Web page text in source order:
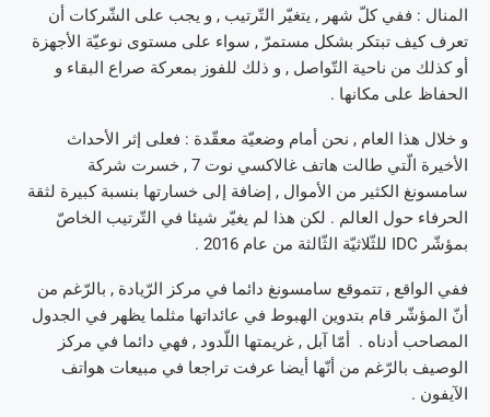
المنال : ففي كلّ شهر , يتغيّر التّرتيب , و يجب على الشّركات أن
تعرف كيف تبتكر بشكل مستمرّ , سواء على مستوى نوعيّة الأجهزة
أو كذلك من ناحية التّواصل , و ذلك للفوز بمعركة صراع البقاء و
الحفاظ على مكانها .
و خلال هذا العام , نحن أمام وضعيّة معقّدة : فعلى إثر الأحداث
الأخيرة الّتي طالت هاتف غالاكسي نوت 7 , خسرت شركة
سامسونغ الكثير من الأموال , إضافة إلى خسارتها بنسبة كبيرة لثقة
الحرفاء حول العالم . لكن هذا لم يغيّر شيئا في التّرتيب الخاصّ
بمؤشّر IDC للثّلاثيّة الثّالثة من عام 2016 .
ففي الواقع , تتموقع سامسونغ دائما في مركز الرّيادة , بالرّغم من
أنّ المؤشّر قام بتدوين الهبوط في عائداتها مثلما يظهر في الجدول
المصاحب أدناه . أمّا آبل , غريمتها اللّدود , فهي دائما في مركز
الوصيف بالرّغم من أنّها أيضا عرفت تراجعا في مبيعات هواتف
الآيفون .